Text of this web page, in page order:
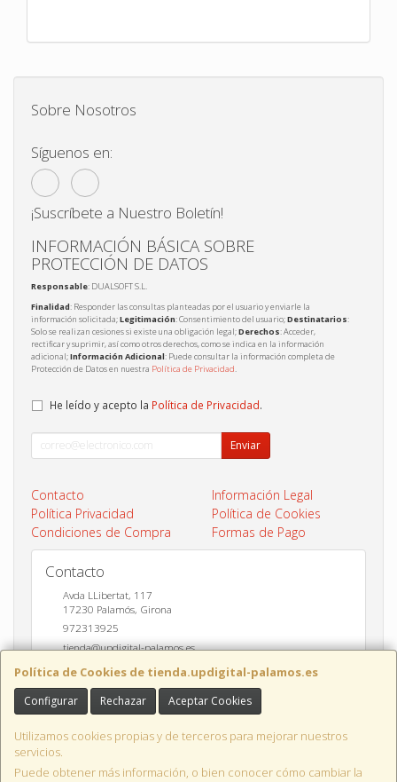
Política de Cookies de tienda.updigital-palamos.es
Configurar Rechazar Aceptar Cookies
Utilizamos cookies propias y de terceros para mejorar nuestros
servicios.
Puede obtener más información, o bien conocer cómo cambiar la
Sobre Nosotros
Síguenos en:
¡Suscríbete a Nuestro Boletín!
INFORMACIÓN BÁSICA SOBRE
PROTECCIÓN DE DATOS
Responsable: DUALSOFT S.L.
Finalidad: Responder las consultas planteadas por el usuario y enviarle la
información solicitada;Legitimación: Consentimiento del usuario;Destinatarios:
Solo se realizan cesiones si existe una obligación legal;Derechos: Acceder,
rectificar y suprimir, así como otros derechos, como se indica en la información
adicional;Información Adicional: Puede consultar la información completa de
Protección de Datos en nuestra Política de Privacidad.
He leído y acepto la Política de Privacidad.
Enviar
Contacto
Información Legal
Política Privacidad
Política de Cookies
Condiciones de Compra
Formas de Pago
Contacto
Avda LLibertat, 117
17230 Palamós, Girona
972313925
tienda@updigital-palamos.es
Horario